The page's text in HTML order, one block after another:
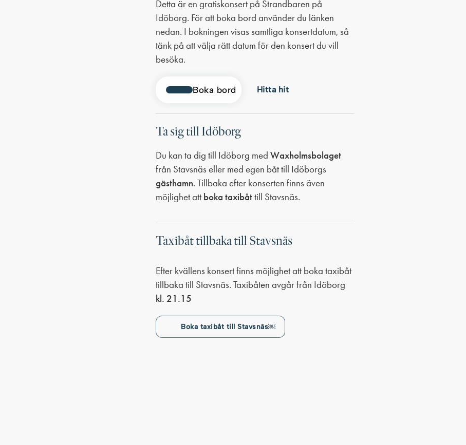
Detta är en gratiskonsert på Strandbaren på
Idöborg. För att boka bord använder du länken
nedan. I bokningen visas samtliga konsertdatum, så
tänk på att välja rätt datum för den konsert du vill
besöka.
Boka bord Hitta hit
Ta sig till Idöborg
Du kan ta dig till Idöborg med Waxholmsbolaget
från Stavsnäs eller med egen båt till Idöborgs
gästhamn. Tillbaka efter konserten finns även
möjlighet att boka taxibåttill Stavsnäs.
Taxibåt tillbaka till Stavsnäs
Efter kvällens konsert finns möjlighet att boka taxibåt
tillbaka till Stavsnäs. Taxibåten avgår från Idöborg
kl. 21.15
Boka taxibåt till Stavsnäs￼